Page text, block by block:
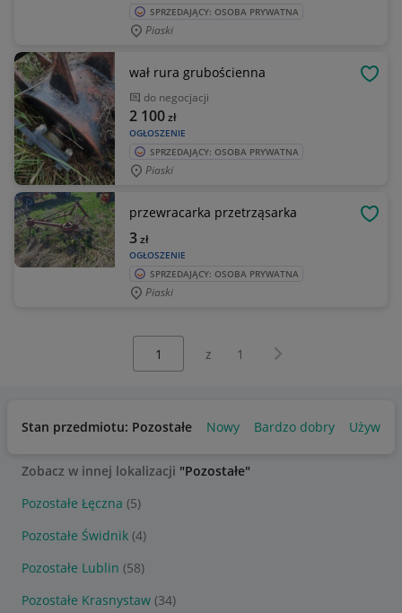
SPRZEDAJĄCY: OSOBA PRYWATNA
Piaski
wał rura grubościenna
do negocjacji
OGŁOSZENIE
2 100zł
SPRZEDAJĄCY: OSOBA PRYWATNA
Piaski
przewracarka przetrząsarka
OGŁOSZENIE
3zł
SPRZEDAJĄCY: OSOBA PRYWATNA
Piaski
z 1 Następna strona
Stan przedmiotu: Pozostałe Nowy Bardzo dobry Używany
Zobacz w innej lokalizacji "Pozostałe"
Pozostałe Łęczna (5)
Pozostałe Świdnik (4)
Pozostałe Lublin (58)
Pozostałe Krasnystaw (34)